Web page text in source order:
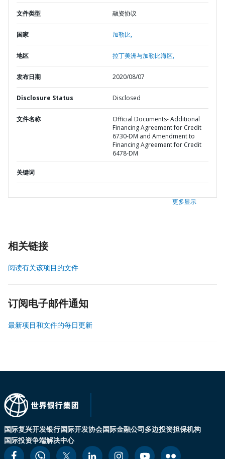
文件类型 融资协议
国家 加勒比,
地区 拉丁美洲与加勒比海区,
发布日期 2020/08/07
Disclosure Status Disclosed
文件名称
Official Documents- Additional
Financing Agreement for Credit
6730-DM and Amendment to
Financing Agreement for Credit
6478-DM
关键词
更多显示
相关链接
阅读有关该项目的文件
订阅电子邮件通知
最新项目和文件的每日更新
国际复兴开发银行国际开发协会国际金融公司多边投资担保机构
国际投资争端解决中心